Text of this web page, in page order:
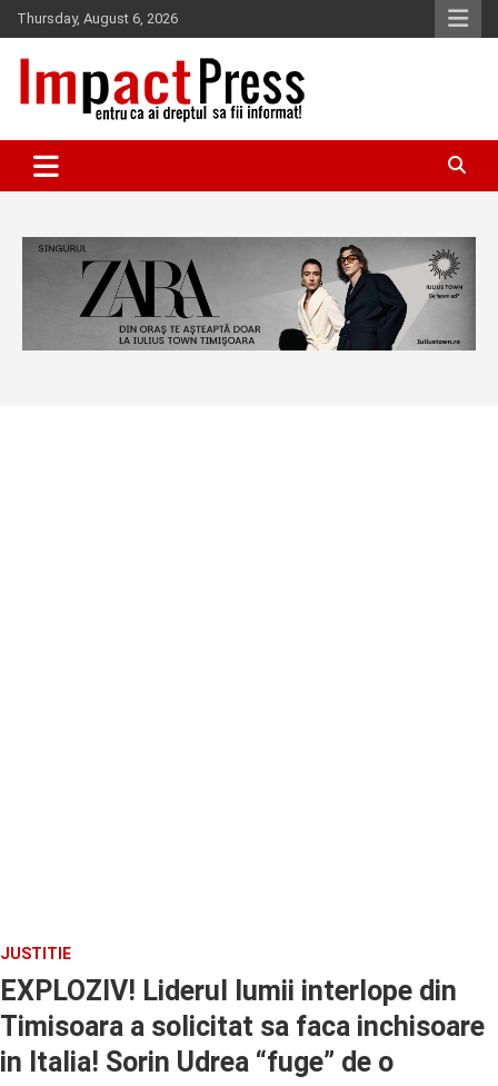
Skip
to
content
Thursday, August 6, 2026
IMPACTPRESS
JUSTITIE
EXPLOZIV! Liderul lumii interlope din
Timisoara a solicitat sa faca inchisoare
in Italia! Sorin Udrea “fuge” de o